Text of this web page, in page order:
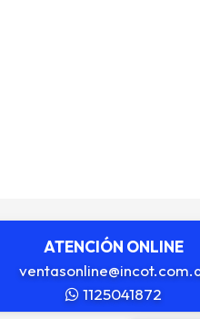
ATENCIÓN ONLINE
1125041872